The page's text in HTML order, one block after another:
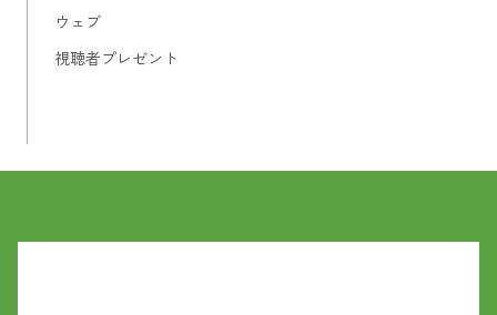
ウェブ
視聴者プレゼント